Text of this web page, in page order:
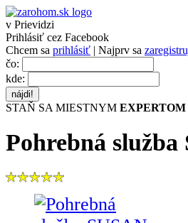
v Prievidzi
Prihlásiť cez Facebook
Chcem sa prihlásiť | Najprv sa
čo:
kde:
STAŇ SA MIESTNYM EXPERTOM
Pohrebná služba